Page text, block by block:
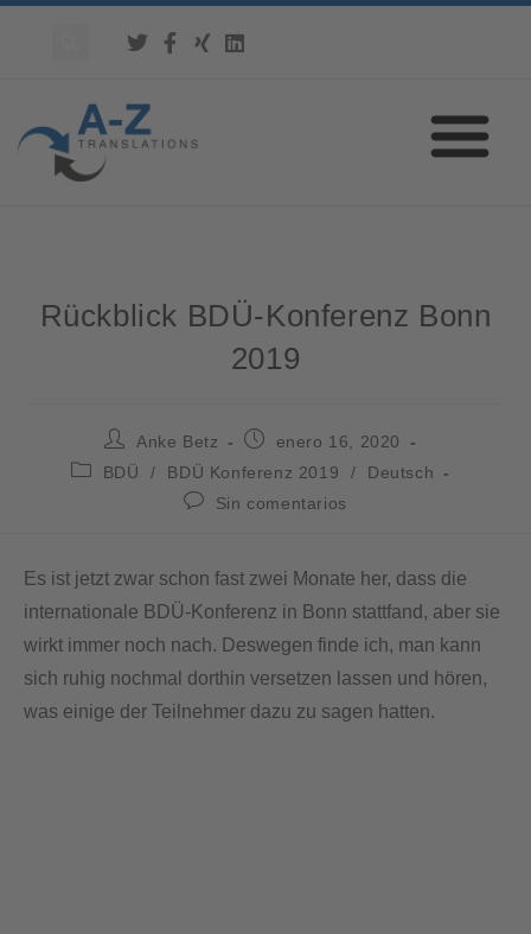
Rückblick BDÜ-Konferenz Bonn
2019
Anke Betz
enero 16, 2020
BDÜ
/ BDÜ Konferenz 2019 /
Deutsch
Sin comentarios
Es ist jetzt zwar schon fast zwei Monate her, dass die
internationale BDÜ-Konferenz in Bonn stattfand, aber sie
wirkt immer noch nach. Deswegen finde ich, man kann
sich ruhig nochmal dorthin versetzen lassen und hören,
was einige der Teilnehmer dazu zu sagen hatten.